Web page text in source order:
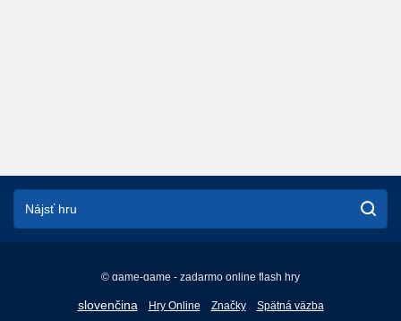
© game-game - zadarmo online flash hry
slovenčina
English
Hry Online Značky Spätná väzba